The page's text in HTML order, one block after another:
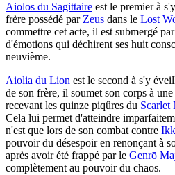
Aiolos du Sagittaire est le premier à
frère possédé par Zeus dans le Lost
commettre cet acte, il est submergé
d'émotions qui déchirent ses huit
neuvième.
Aiolia du Lion est le second à s'y
de son frère, il soumet son corps à
recevant les quinze piqûres du Scarlet
Cela lui permet d'atteindre
n'est que lors de son combat contre
pouvoir du désespoir en renonçant à
après avoir été frappé par le Genrō
complètement au pouvoir du chaos.